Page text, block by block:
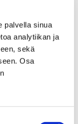
palvella sinua
analytiikan ja
sekä
Osa